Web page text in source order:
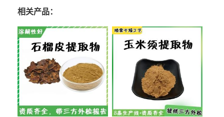
相关产品：